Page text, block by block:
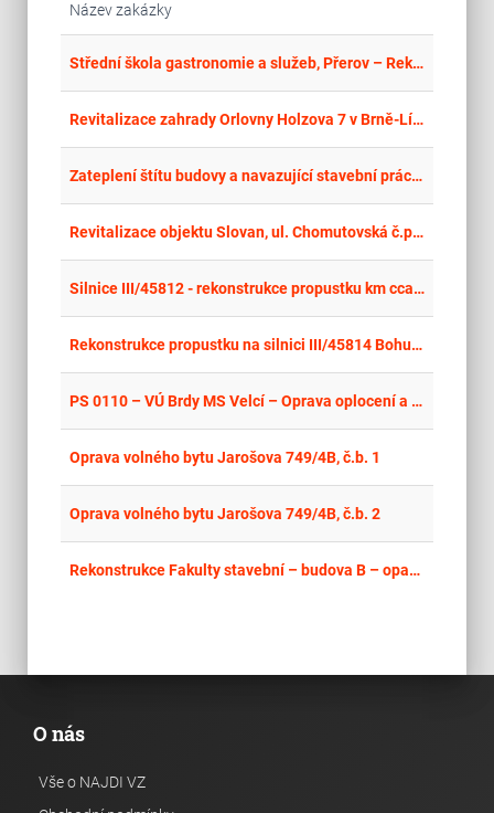
Název zakázky
Střední škola gastronomie a služeb, Přerov – Rekonstrukce gastroprovozu - dodávka gastronomické technologie“ II.
Revitalizace zahrady Orlovny Holzova 7 v Brně-Líšni
Zateplení štítu budovy a navazující stavební práce na ZŠ, ul. Pohankova v Brně-Líšni
Revitalizace objektu Slovan, ul. Chomutovská č.p. 1363, Kadaň – II.
Silnice III/45812 - rekonstrukce propustku km cca 6,485 za obcí Česká Ves u Města Albrechtic
Rekonstrukce propustku na silnici III/45814 Bohušov, km 18,376 za obcí Bohušov
PS 0110 – VÚ Brdy MS Velcí – Oprava oplocení a skladové haly
Oprava volného bytu Jarošova 749/4B, č.b. 1
Oprava volného bytu Jarošova 749/4B, č.b. 2
Rekonstrukce Fakulty stavební – budova B – opakování
O nás
Vše o NAJDI VZ